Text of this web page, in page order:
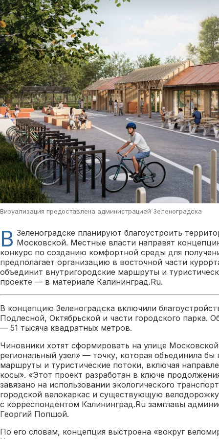
Визуализация предоставлена администрацией Зеленоградска
В Зеленоградске планируют благоустроить
Московской. Местные власти направят
конкурс по созданию комфортной среды для
предполагает организацию в восточной части
объединит внутригородские маршруты и
проекте — в материале Калининград.Ru.
В концепцию Зеленоградска включили
Подлесной, Октябрьской и части городского парка.
— 51 тысяча квадратных метров.
Чиновники хотят сформировать на улице
региональный узел» — точку, которая объединила бы
маршруты и туристические потоки, включая
косы». «Этот проект разработан в ключе
завязано на использовании экологического
городской велокаркас и существующую
с корреспондентом Калининград.Ru замглавы
Георгий Попшой.
По его словам, концепция выстроена «вокруг